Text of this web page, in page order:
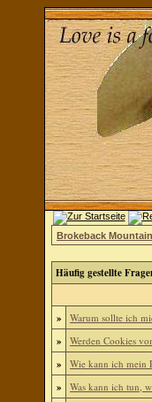
Brokeback
Häufig gestellte
»
Warum sollte ich
» Werden Cookies
» Wie kann ich mein
» Was kann ich tun,